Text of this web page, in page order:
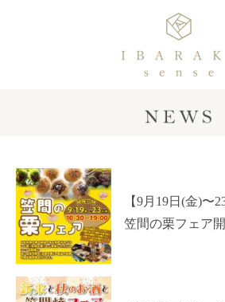
【9月19日(金)〜
笠間の栗フェア開